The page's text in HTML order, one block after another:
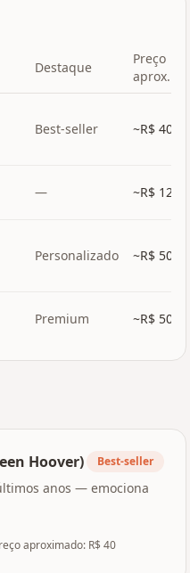
Destaque
Preço
aprox.
Best-seller ~R$ 40
— ~R$ 120
Personalizado ~R$ 50
Premium ~R$ 500
Hoover) Best-seller
anos — emociona
aproximado: R$ 40